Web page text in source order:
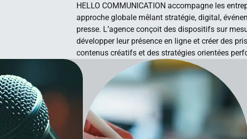
HELLO COMMUNICATION accompagne les
approche globale mêlant stratégie, digital,
presse. L’agence conçoit des dispositifs sur
développer leur présence en ligne et créer des
contenus créatifs et des stratégies orientées